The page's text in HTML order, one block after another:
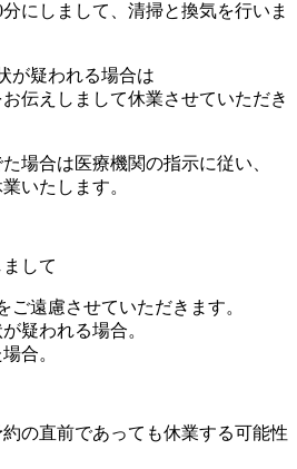
にしまして、清掃と換気を行いま
が疑われる場合は
伝えしまして休業させていただき
場合は医療機関の指示に従い、
いたします。
して
ご遠慮させていただきます。
疑われる場合。
合。
の直前であっても休業する可能性